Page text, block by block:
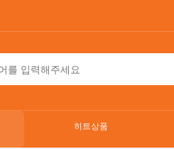
히트상품